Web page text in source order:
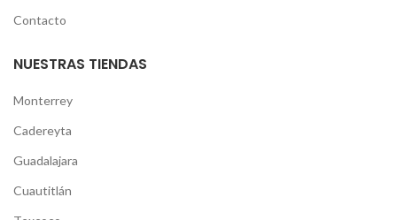
Contacto
NUESTRAS TIENDAS
Monterrey
Cadereyta
Guadalajara
Cuautitlán